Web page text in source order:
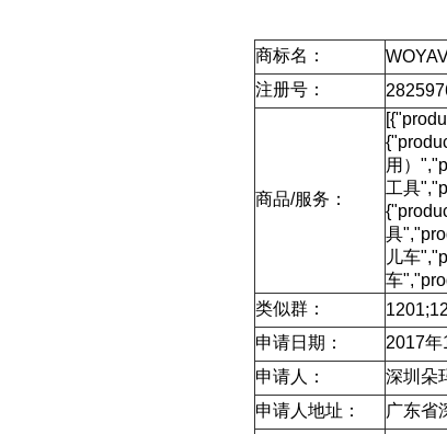
商标名：
注册号：
商品/服务：
用）
工具
具
儿车
车
类似群：
申请日期：
2017年
申请人：
深圳朵
申请人地址：
广东省